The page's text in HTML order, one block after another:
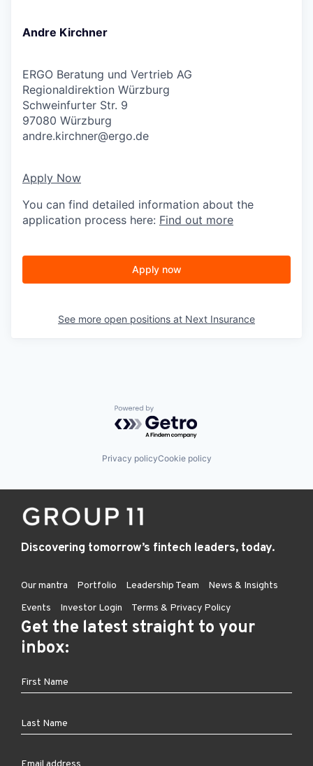
Andre Kirchner
ERGO Beratung und Vertrieb AG
Regionaldirektion Würzburg
Schweinfurter Str. 9
97080 Würzburg
andre.kirchner@ergo.de
Apply Now
You can find detailed information about the
application process here: Find out more
Apply now
See more open positions at Next Insurance
Powered by Getro.com
Privacy policyCookie policy
Discovering tomorrow’s fintech leaders, today.
Our mantra Portfolio Leadership Team
News & Insights
Events
Investor Login Terms & Privacy Policy
Get the latest straight to your
inbox: